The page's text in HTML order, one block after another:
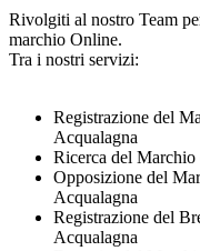
Rivolgiti al nostro Team
marchio Online.
Tra i nostri servizi:
Registrazione del
Acqualagna
Ricerca del Marchio
Opposizione del
Acqualagna
Registrazione del
Acqualagna